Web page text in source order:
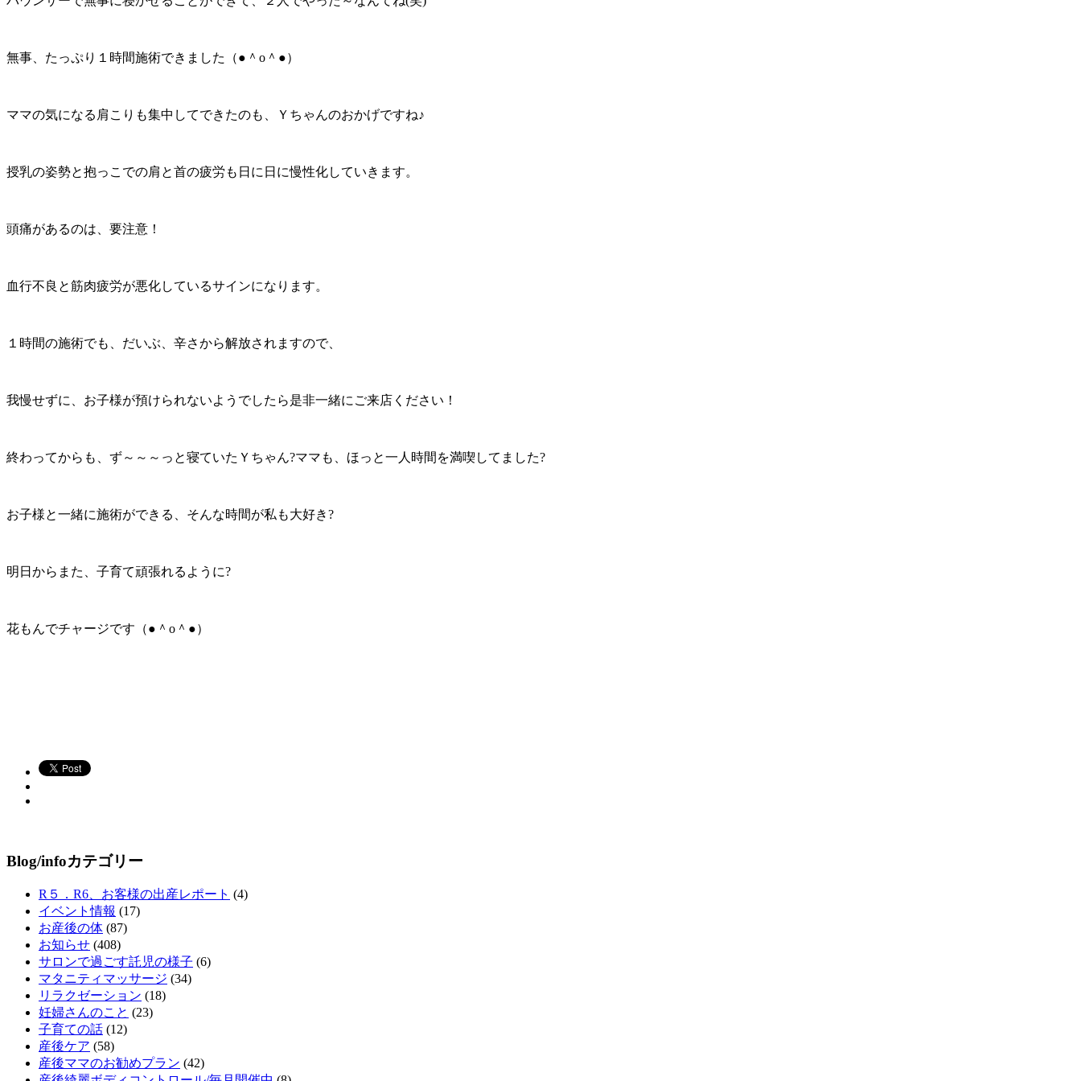
無事、たっぷり１時間施術できました（●＾o＾●）
ママの気になる肩こりも集中してできたのも、Ｙちゃんのおかげですね♪
授乳の姿勢と抱っこでの肩と首の疲労も日に日に慢性化していきます。
頭痛があるのは、要注意！
血行不良と筋肉疲労が悪化しているサインになります。
１時間の施術でも、だいぶ、辛さから解放されますので、
我慢せずに、お子様が預けられないようでしたら是非一緒にご来店ください！
終わってからも、ず～～～っと寝ていたＹちゃん?ママも、ほっと一人時間を満喫してました?
お子様と一緒に施術ができる、そんな時間が私も大好き?
明日からまた、子育て頑張れるように?
花もんでチャージです（●＾o＾●）
Blog/infoカテゴリー
R５．R6、お客様の出産レポート (4)
イベント情報 (17)
お産後の体 (87)
お知らせ (408)
サロンで過ごす託児の様子 (6)
マタニティマッサージ (34)
リラクゼーション (18)
妊婦さんのこと (23)
子育ての話 (12)
産後ケア (58)
産後ママのお勧めプラン (42)